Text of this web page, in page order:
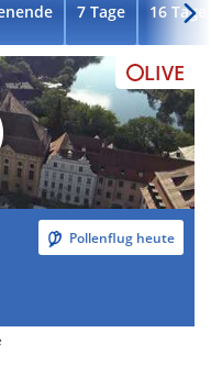
7 Tage 16 Tage
LIVE
Pollenflug heute